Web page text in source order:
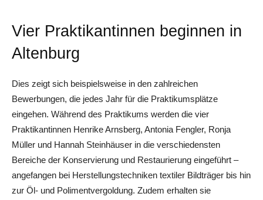
Vier Praktikantinnen beginnen in
Altenburg
Dies zeigt sich beispielsweise in den zahlreichen
Bewerbungen, die jedes Jahr für die Praktikumsplätze
eingehen. Während des Praktikums werden die vier
Praktikantinnen Henrike Arnsberg, Antonia Fengler, Ronja
Müller und Hannah Steinhäuser in die verschiedensten
Bereiche der Konservierung und Restaurierung eingeführt –
angefangen bei Herstellungstechniken textiler Bildträger bis hin
zur Öl- und Polimentvergoldung. Zudem erhalten sie